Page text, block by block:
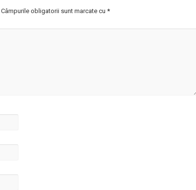
Câmpurile obligatorii sunt marcate cu *